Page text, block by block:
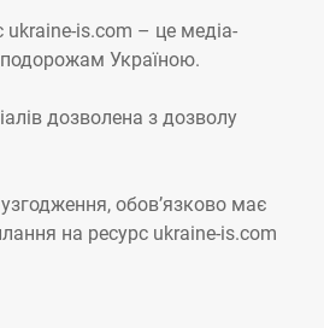
ukraine-is.com – це медіа-
подорожам Україною.
дозволена з дозволу
узгодження, обов’язково має
на ресурс ukraine-is.com